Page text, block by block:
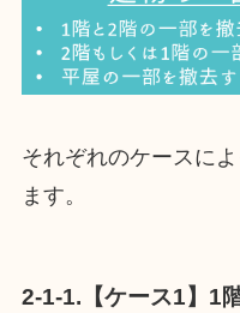
それぞれのケースに
ます。
2-1-1.【ケース1】1